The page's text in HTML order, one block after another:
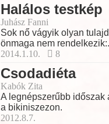
Halálos testkép
Juhász Fanni
Sok nő vágyik olyan
önmaga nem
2014.1.10.
8
Csodadiéta
Kabók Zita
A legnépszerűbb időszak
a bikiniszezon.
2012.8.7.